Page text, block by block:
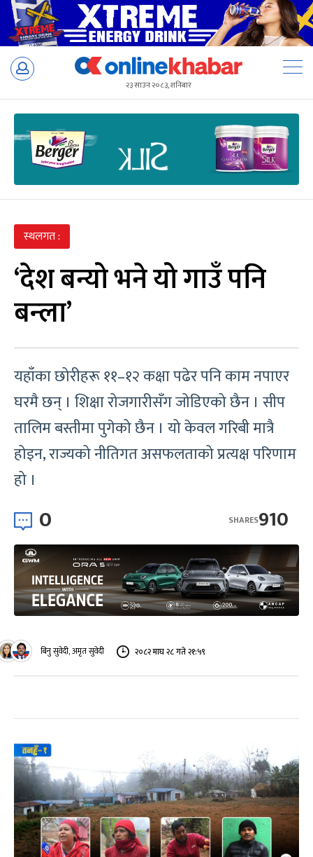
Skip
२३ साउन २०८३, शनिबार
स्थलगत :
‘देश बन्यो भने यो गाउँ पनि
बन्ला’
यहाँका छोरीहरू ११–१२ कक्षा पढेर पनि काम नपाएर
घरमै छन् । शिक्षा रोजगारीसँग जोडिएको छैन । सीप
तालिम बस्तीमा पुगेको छैन । यो केवल गरिबी मात्रै
होइन, राज्यको नीतिगत असफलताको प्रत्यक्ष परिणाम
हो ।
0 910
SHARES
बिनु सुवेदी, अमृत सुवेदी २०८२ माघ २८ गते २१:५९